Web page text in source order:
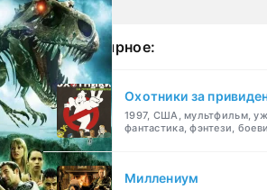
Популярное:
Охотники за
1997, США, мультфильм,
фантастика, фэнтези,
Миллениум